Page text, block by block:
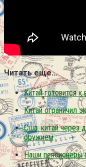
Читать еще…
Китай готовится
Китай ограничил
Сша: китай через
оружием
Наши пенсионеры